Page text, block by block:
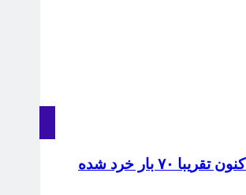
بیت کوین تاکنون تقریبا ۷۰ بار خرد شده